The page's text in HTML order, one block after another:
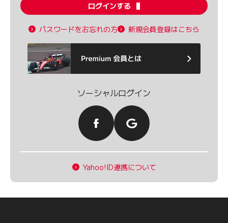
ログインする
パスワードをお忘れの方 新規会員登録はこちら
ソーシャルログイン
Yahoo!ID連携について